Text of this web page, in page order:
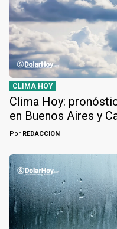
CLIMA HOY
Clima Hoy:
en Buenos Aires y
Por REDACCION